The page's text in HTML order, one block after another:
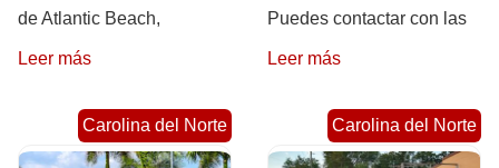
de Atlantic Beach,
Leer más
Puedes contactar con las
Leer más
Carolina del Norte Carolina del Norte